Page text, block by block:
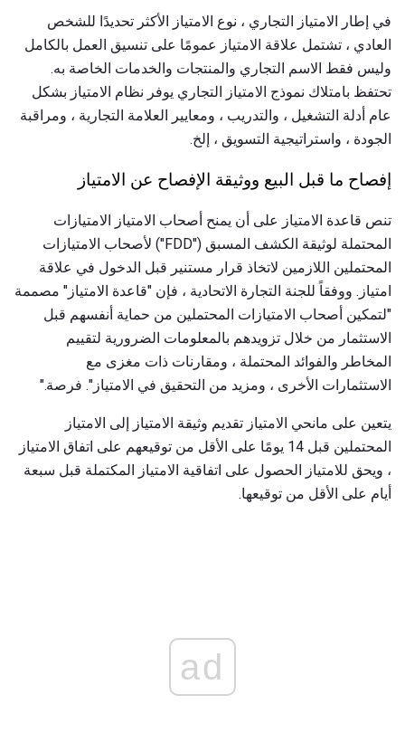
في إطار الامتياز التجاري ، نوع الامتياز الأكثر تحديدًا للشخص
العادي ، تشتمل علاقة الامتياز عمومًا على تنسيق العمل بالكامل
وليس فقط الاسم التجاري والمنتجات والخدمات الخاصة به.
تحتفظ بامتلاك نموذج الامتياز التجاري يوفر نظام الامتياز بشكل
عام أدلة التشغيل ، والتدريب ، ومعايير العلامة التجارية ، ومراقبة
الجودة ، واستراتيجية التسويق ، إلخ.
إفصاح ما قبل البيع ووثيقة الإفصاح عن الامتياز
تنص قاعدة الامتياز على أن يمنح أصحاب الامتياز الامتيازات
المحتملة لوثيقة الكشف المسبق ("FDD") لأصحاب الامتيازات
المحتملين اللازمين لاتخاذ قرار مستنير قبل الدخول في علاقة
امتياز. ووفقاً للجنة التجارة الاتحادية ، فإن "قاعدة الامتياز" مصممة
"لتمكين أصحاب الامتيازات المحتملين من حماية أنفسهم قبل
الاستثمار من خلال تزويدهم بالمعلومات الضرورية لتقييم
المخاطر والفوائد المحتملة ، ومقارنات ذات مغزى مع
الاستثمارات الأخرى ، ومزيد من التحقيق في الامتياز". فرصة."
يتعين على مانحي الامتياز تقديم وثيقة الامتياز إلى الامتياز
المحتملين قبل 14 يومًا على الأقل من توقيعهم على اتفاق الامتياز
، ويحق للامتياز الحصول على اتفاقية الامتياز المكتملة قبل سبعة
أيام على الأقل من توقيعها.
ad